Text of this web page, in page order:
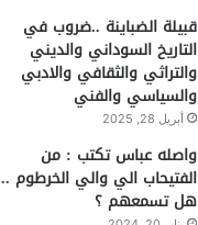
قبيلة الضباينة ..ضروب في
التاريخ السوداني والديني
والتراثي والثقافي والادبي
والسياسي والفني
أبريل 28, 2025
واصله عباس تكتب : من
الفتيحاب الي والي الخرطوم ..
هل تسمعهم ؟